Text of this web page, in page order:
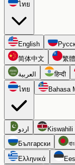
ไทย
English
简体中文
繁
العربية हिन्दी
ไทย
Bahasa
اردو Kiswahili
Български
Ελληνικά